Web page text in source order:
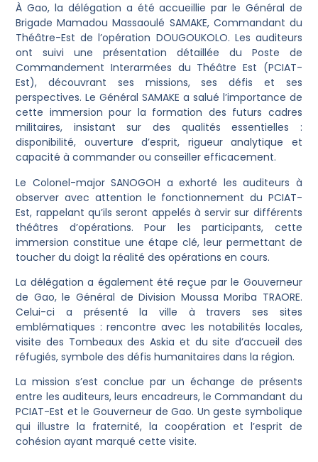
À Gao, la délégation a été accueillie par le Général de
Brigade Mamadou Massaoulé SAMAKE, Commandant du
Théâtre-Est de l’opération DOUGOUKOLO. Les auditeurs
ont suivi une présentation détaillée du Poste de
Commandement Interarmées du Théâtre Est (PCIAT-
Est), découvrant ses missions, ses défis et ses
perspectives. Le Général SAMAKE a salué l’importance de
cette immersion pour la formation des futurs cadres
militaires, insistant sur des qualités essentielles :
disponibilité, ouverture d’esprit, rigueur analytique et
capacité à commander ou conseiller efficacement.
Le Colonel-major SANOGOH a exhorté les auditeurs à
observer avec attention le fonctionnement du PCIAT-
Est, rappelant qu’ils seront appelés à servir sur différents
théâtres d’opérations. Pour les participants, cette
immersion constitue une étape clé, leur permettant de
toucher du doigt la réalité des opérations en cours.
La délégation a également été reçue par le Gouverneur
de Gao, le Général de Division Moussa Moriba TRAORE.
Celui-ci a présenté la ville à travers ses sites
emblématiques : rencontre avec les notabilités locales,
visite des Tombeaux des Askia et du site d’accueil des
réfugiés, symbole des défis humanitaires dans la région.
La mission s’est conclue par un échange de présents
entre les auditeurs, leurs encadreurs, le Commandant du
PCIAT-Est et le Gouverneur de Gao. Un geste symbolique
qui illustre la fraternité, la coopération et l’esprit de
cohésion ayant marqué cette visite.